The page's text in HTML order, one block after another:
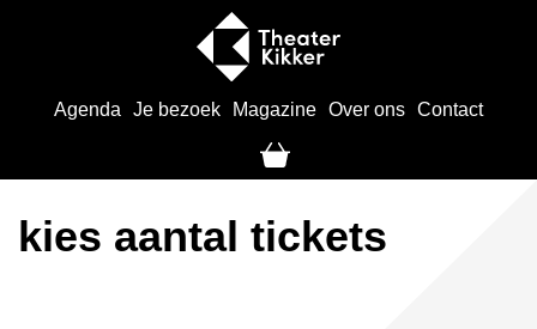
Agenda Je bezoek Magazine Over ons Contact
kies aantal tickets